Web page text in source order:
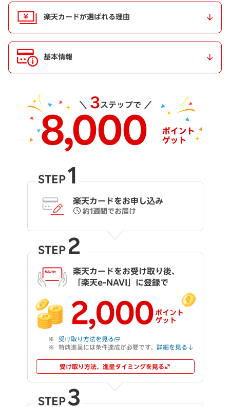
楽天カードが選ばれる理由
基本情報
STEP 1
楽天カードをお申し込み
約1週間でお届け
STEP 2
楽天カードをお受け取り後、
「楽天e-NAVI」に登録で
2,000 ポイント
ゲット
受け取り方法を見る
特典進呈には条件達成が必要です。 詳細を見る
受け取り方法、進呈タイミングを見る
STEP 3